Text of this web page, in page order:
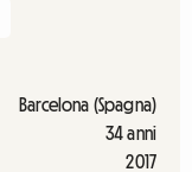
Barcelona (Spagna)
34 anni
2017